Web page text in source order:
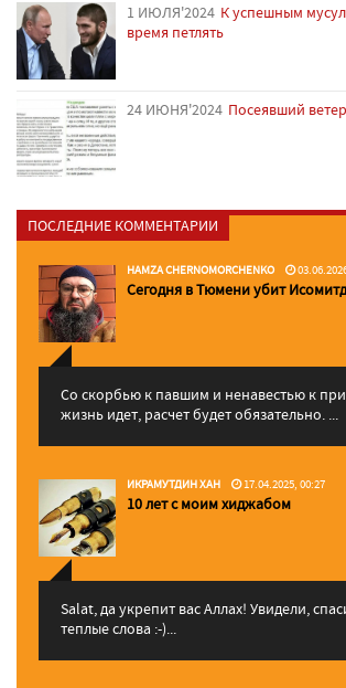
1 ИЮЛЯ'2024 К успешным
время петлять
24 ИЮНЯ'2024 Посеявший
ПОСЛЕДНИЕ КОММЕНТАРИИ
HAMZA CHERNOMORCHENKO
Сегодня в Тюмени убит
Со скорбью к павшим и ненавестью к
жизнь идет, расчет будет обязательно. ...
ИКРАМУТДИН ХАН 17.04.2025, 00:27
10 лет с моим хиджабом
Salat, да укрепит вас Аллаx! Увидели,
теплые слова :-)...